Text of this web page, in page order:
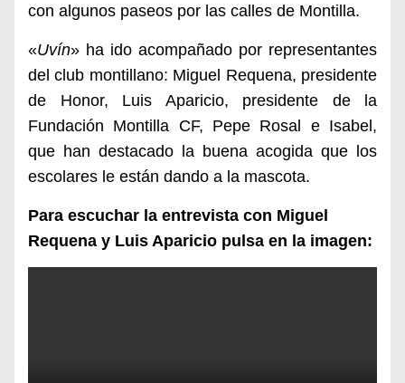
con algunos paseos por las calles de Montilla.
«Uvín» ha ido acompañado por representantes
del club montillano: Miguel Requena, presidente
de Honor, Luis Aparicio, presidente de la
Fundación Montilla CF, Pepe Rosal e Isabel,
que han destacado la buena acogida que los
escolares le están dando a la mascota.
Para escuchar la entrevista con Miguel
Requena y Luis Aparicio pulsa en la imagen: